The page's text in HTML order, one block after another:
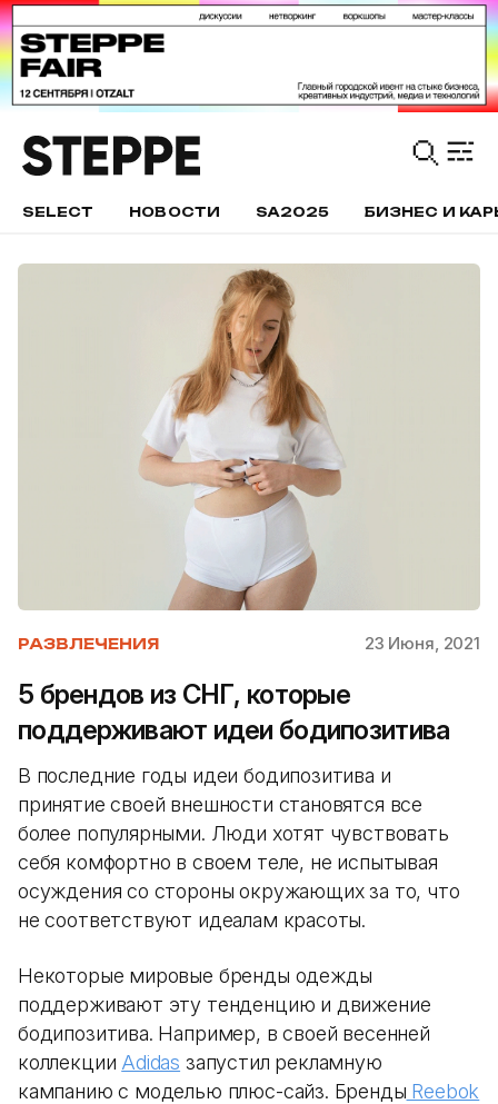
SELECT НОВОСТИ SA2025 БИЗНЕС И
РАЗВЛЕЧЕНИЯ 23 Июня, 2021
5 брендов из СНГ, которые
поддерживают идеи бодипозитива
В последние годы идеи бодипозитива и
принятие своей внешности становятся все
более популярными. Люди хотят чувствовать
себя комфортно в своем теле, не испытывая
осуждения со стороны окружающих за то, что
не соответствуют идеалам красоты.
Некоторые мировые бренды одежды
поддерживают эту тенденцию и движение
бодипозитива. Например, в своей весенней
коллекции Adidas запустил рекламную
кампанию с моделью плюс-сайз. Бренды Reebok